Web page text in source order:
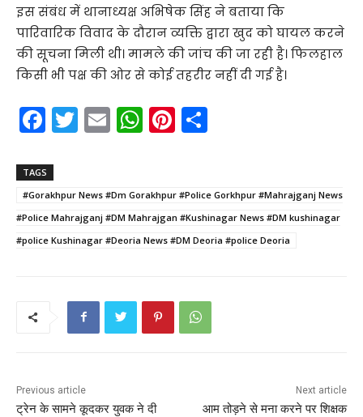
इस संबंध में थानाध्यक्ष अभिषेक सिंह ने बताया कि
पारिवारिक विवाद के दौरान व्यक्ति द्वारा खुद को घायल करने
की सूचना मिली थी। मामले की जांच की जा रही है। फिलहाल
किसी भी पक्ष की ओर से कोई तहरीर नहीं दी गई है।
F
a
c
e
b
o
T
w
er
E
m
l
W
h
ts
A
p
Pi
nt
e
st
e
TAGS
#Gorakhpur News #Dm Gorakhpur #Police Gorkhpur #Mahrajganj News
#Police Mahrajganj #DM Mahrajgan #Kushinagar News #DM kushinagar
#police Kushinagar #Deoria News #DM Deoria #police Deoria
Previous article
ट्रेन के सामने कूदकर युवक ने दी
Next article
आम तोड़ने से मना करने पर शिक्षक